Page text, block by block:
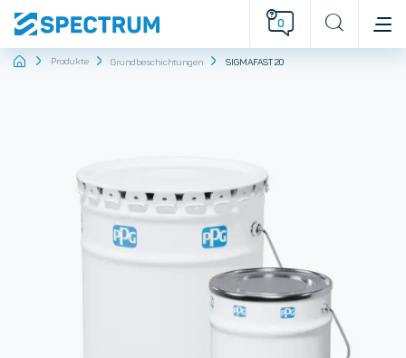
0
StartseiteProdukte Grundbeschichtungen SIGMAFAST 20